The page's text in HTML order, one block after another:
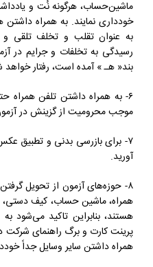
ماشین‌حساب، هرگونه نُت و
خودداری نمایند. به همراه
به عنوان تقلب و تخلف تلقی و
رسیدگی به تخلفات و جرایم در
بند« هـ » آمده است، رفتار
۶- به همراه داشتن تلفن
موجب محرومیت از گزینش در
۷- برای بازرسی بدنی و تطبیق
آورید.
۸- حوزه‌های آزمون از تحویل
همراه، ماشین حساب، کیف
هستند، بنابراین تاکید می‌شود
پرینت کارت و برگ راهنمای
همراه داشتن سایر وسایل جداً